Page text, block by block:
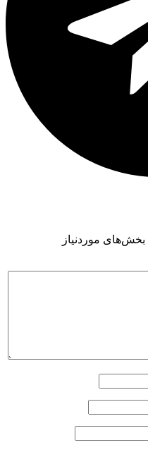
بخش‌های موردنیاز